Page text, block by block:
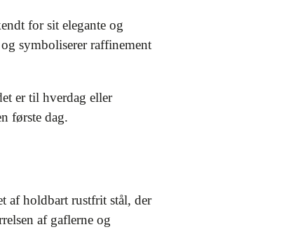
for sit elegante og
symboliserer raffinement
er til hverdag eller
første dag.
af holdbart rustfrit stål, der
af gaflerne og